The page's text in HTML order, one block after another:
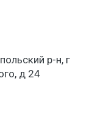
р-н, г
д 24